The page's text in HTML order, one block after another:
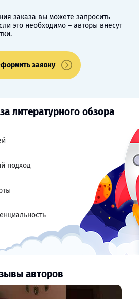
заказа вы можете запросить
это необходимо – авторы внесут
заявку
литературного обзора
подход
авторов